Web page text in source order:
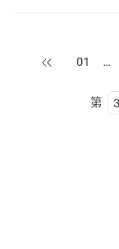
上一頁
01 …
第